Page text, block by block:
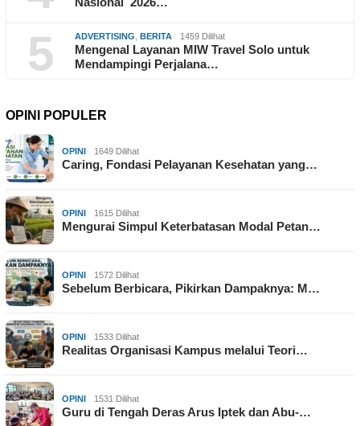
5 ADVERTISING BERITA 1459 Dilihat
Mengenal Layanan MIW Travel Solo untuk
Mendampingi Perjalana…
OPINI POPULER
OPINI 1649 Dilihat
Caring, Fondasi Pelayanan Kesehatan yang…
OPINI 1615 Dilihat
Mengurai Simpul Keterbatasan Modal Petan…
OPINI 1572 Dilihat
Sebelum Berbicara, Pikirkan Dampaknya: M…
OPINI 1533 Dilihat
Realitas Organisasi Kampus melalui Teori…
OPINI 1531 Dilihat
Guru di Tengah Deras Arus Iptek dan Abu-…